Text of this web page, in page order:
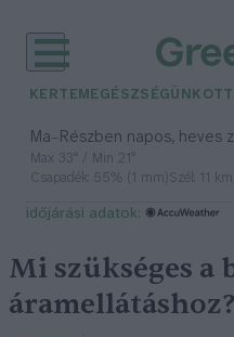
KERTEM EGÉSZSÉGÜNK
Ma– Részben napos, heves
Max 33° / Min 21°
Csapadék: 55% (1 mm)Szél: 11
időjárási adatok:
Mi szükséges a
áramellátáshoz?